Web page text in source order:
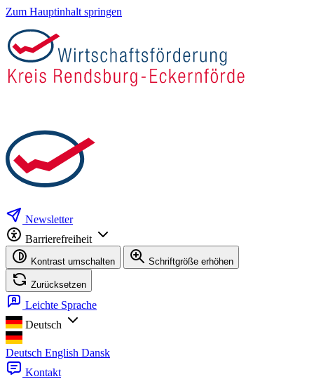
Zum Hauptinhalt springen
Newsletter
Barrierefreiheit
Kontrast umschalten Schriftgröße erhöhen
Zurücksetzen
Leichte Sprache
Deutsch
Deutsch English Dansk
Kontakt